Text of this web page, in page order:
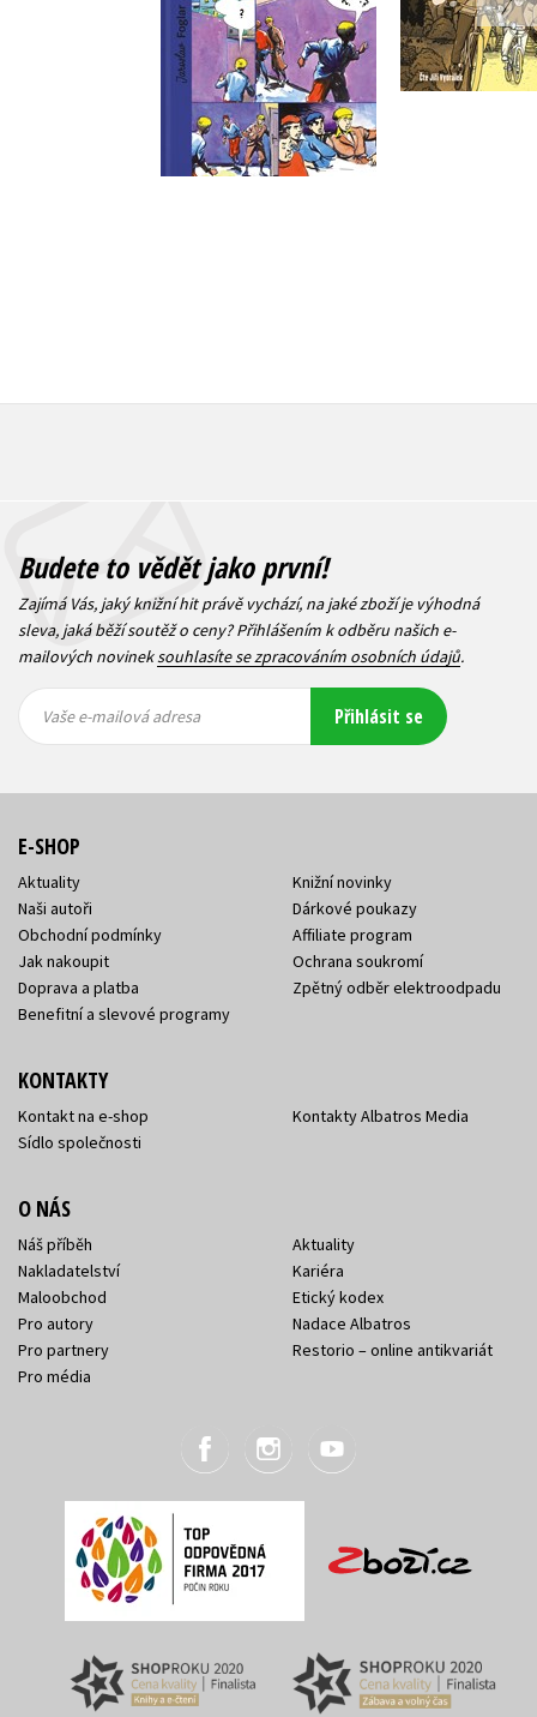
Do košíku
499 Kč
399 Kč
Budete to vědět jako první!
Zajímá Vás, jaký knižní hit právě vychází, na jaké zboží je výhodná
sleva, jaká běží soutěž o ceny? Přihlášením k odběru našich e-
mailových novineksouhlasíte se zpracováním osobních údajů.
mailová
mailová
Vaše e-mailová adresa Přihlásit se
E-SHOP
Aktuality
Naši autoři
Obchodní podmínky
Jak nakoupit
Doprava a platba
Benefitní a slevové programy
Knižní novinky
Dárkové poukazy
Affiliate program
Ochrana soukromí
Zpětný odběr elektroodpadu
KONTAKTY
Kontakt na e-shop
Sídlo společnosti
Kontakty Albatros Media
O NÁS
Náš příběh
Nakladatelství
Maloobchod
Pro autory
Pro partnery
Pro média
Aktuality
Kariéra
Etický kodex
Nadace Albatros
Restorio – online antikvariát